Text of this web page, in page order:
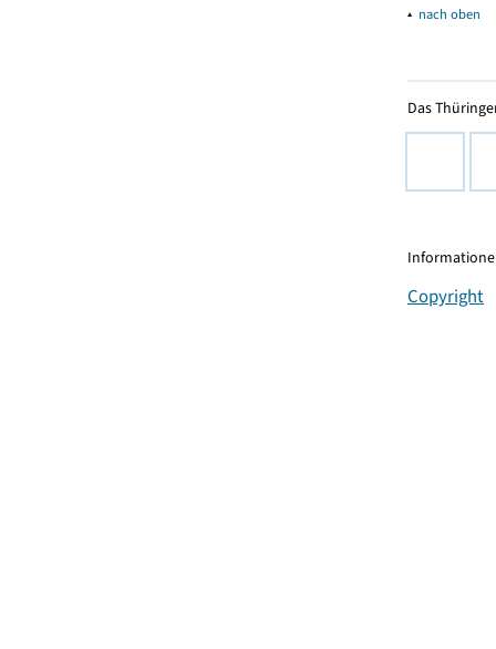
▴ nach oben
Das
Copyright